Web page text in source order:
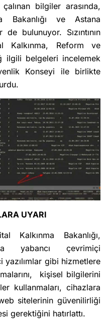
bilgiler arasında,
Bakanlığı ve Astana
bulunuyor. Sızıntının
Kalkınma, Reform ve
ilgili belgeleri incelemek
Konseyi ile birlikte
UYARI
Kalkınma Bakanlığı,
yabancı çevrimiçi
gibi hizmetlere
kişisel bilgilerini
kullanmaları, cihazlara
sitelerinin güvenilirliği
gerektiğini hatırlattı.